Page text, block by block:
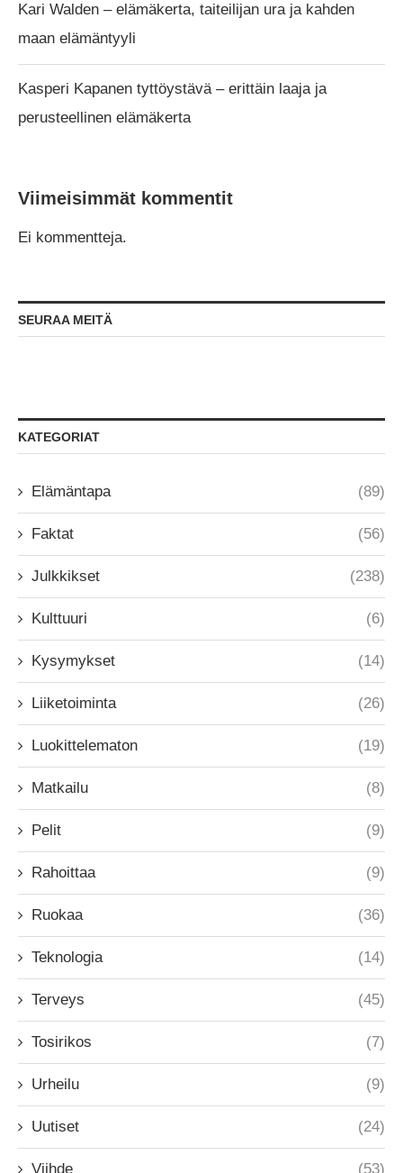
Kari Walden – elämäkerta, taiteilijan ura ja kahden
maan elämäntyyli
Kasperi Kapanen tyttöystävä – erittäin laaja ja
perusteellinen elämäkerta
Viimeisimmät kommentit
Ei kommentteja.
SEURAA MEITÄ
KATEGORIAT
Elämäntapa (89)
Faktat (56)
Julkkikset (238)
Kulttuuri (6)
Kysymykset (14)
Liiketoiminta (26)
Luokittelematon (19)
Matkailu (8)
Pelit (9)
Rahoittaa (9)
Ruokaa (36)
Teknologia (14)
Terveys (45)
Tosirikos (7)
Urheilu (9)
Uutiset (24)
Viihde (53)